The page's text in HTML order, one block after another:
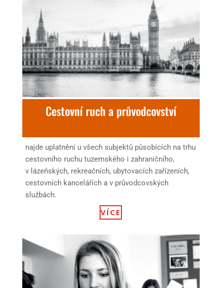
Cestovní ruch a průvodcovství
najde uplatnění u všech subjektů působících na trhu
cestovního ruchu tuzemského i zahraničního,
v lázeňských, rekreačních, ubytovacích zařízeních,
cestovních kancelářích a v průvodcovských
službách.
VÍCE